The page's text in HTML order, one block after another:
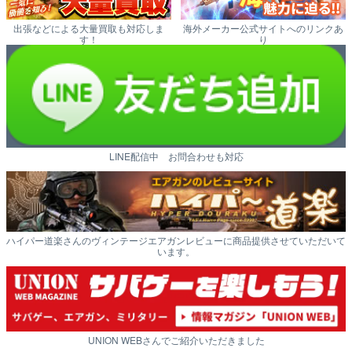
出張などによる大量買取も対応しま
す！
海外メーカー公式サイトへのリンクあ
り
LINE配信中 お問合わせも対応
ハイパー道楽さんのヴィンテージエアガンレビューに商品提供させていただいて
います。
UNION WEBさんでご紹介いただきました